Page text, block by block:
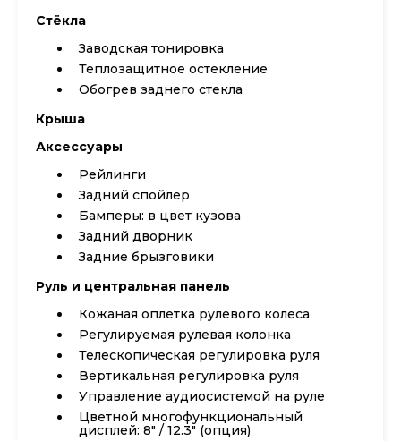
Стёкла
Заводская тонировка
Теплозащитное остекление
Обогрев заднего стекла
Крыша
Аксессуары
Рейлинги
Задний спойлер
Бамперы: в цвет кузова
Задний дворник
Задние брызговики
Руль и центральная панель
Кожаная оплетка рулевого колеса
Регулируемая рулевая колонка
Телескопическая регулировка руля
Вертикальная регулировка руля
Управление аудиосистемой на руле
Цветной многофункциональный
дисплей: 8" / 12.3" (опция)